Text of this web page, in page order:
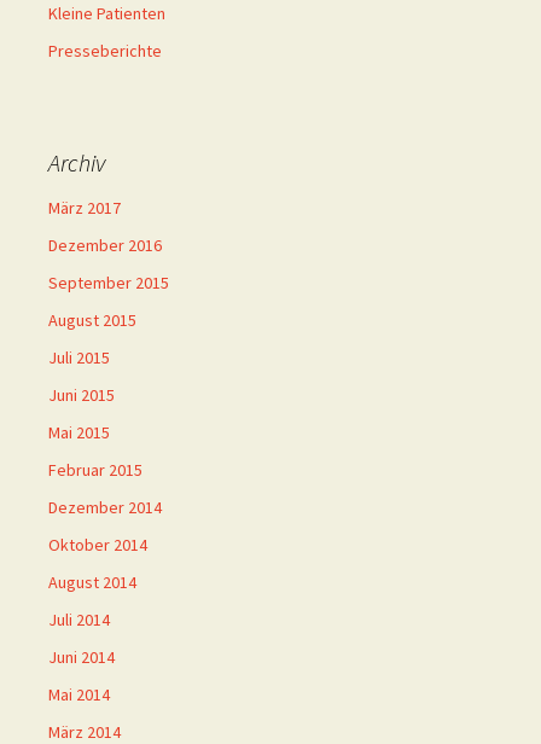
Kleine Patienten
Presseberichte
Archiv
März 2017
Dezember 2016
September 2015
August 2015
Juli 2015
Juni 2015
Mai 2015
Februar 2015
Dezember 2014
Oktober 2014
August 2014
Juli 2014
Juni 2014
Mai 2014
März 2014